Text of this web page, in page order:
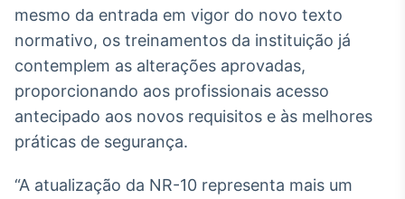
Em breve
mesmo da entrada em vigor do novo texto
normativo, os treinamentos da instituição já
contemplem as alterações aprovadas,
proporcionando aos profissionais acesso
antecipado aos novos requisitos e às melhores
práticas de segurança.
“A atualização da NR-10 representa mais um